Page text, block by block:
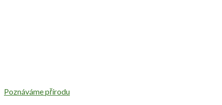
Poznáváme přírodu